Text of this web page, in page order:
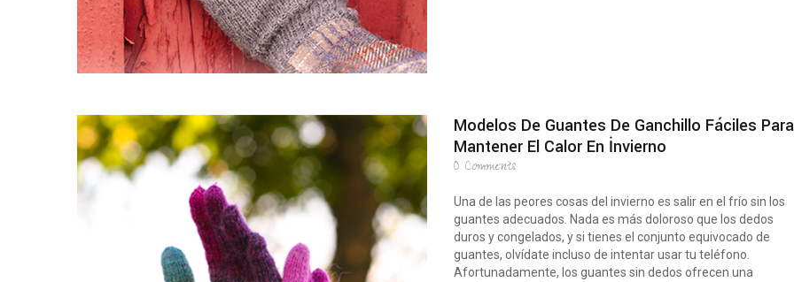
Modelos De Guantes De Ganchillo Fáciles Para
Mantener El Calor En İnvierno
0Comments
Una de las peores cosas del invierno es salir en el frío sin los
guantes adecuados. Nada es más doloroso que los dedos
duros y congelados, y si tienes el conjunto equivocado de
guantes, olvídate incluso de intentar usar tu teléfono.
Afortunadamente, los guantes sin dedos ofrecen una